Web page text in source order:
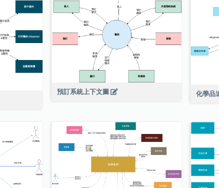
預訂系統上下文圖 化學品